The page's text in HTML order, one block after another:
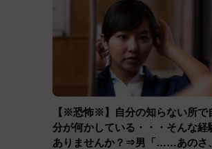
【※恐怖※】自分の知らない所で
分が何かしている・・・そんな経
ありませんか？⇒男「……あのさ、